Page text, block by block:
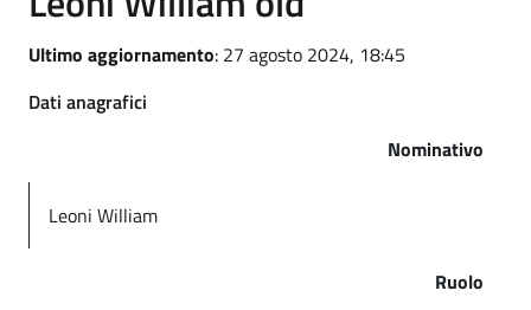
Ultimo aggiornamento: 27 agosto 2024, 18:45
Dati anagrafici
Nominativo
Leoni William
Ruolo